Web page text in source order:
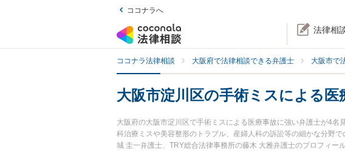
ココナラへ
法律相
ココナラ法律相談 大阪府で法律相談できる弁護士 大阪市で
大阪市淀川区の手術ミスによる医
大阪府の大阪市淀川区で手術ミスによる医療事故に強い弁護士が4
科治療ミスや美容整形のトラブル、産婦人科の訴訟等の細かな分野
城 圭一弁護士、TRY総合法律事務所の藤木 大雅弁護士のプロフィ